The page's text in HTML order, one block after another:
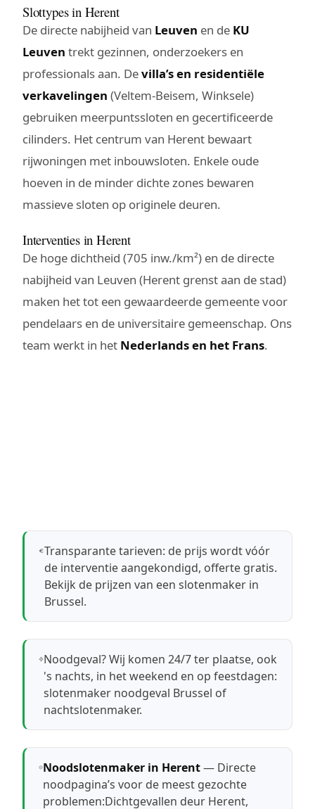
Slottypes in Herent
De directe nabijheid van Leuven en de KU
Leuven trekt gezinnen, onderzoekers en
professionals aan. Devilla’s en residentiële
verkavelingen (Veltem-Beisem, Winksele)
gebruiken meerpuntssloten en gecertificeerde
cilinders. Het centrum van Herent bewaart
rijwoningen met inbouwsloten. Enkele oude
hoeven in de minder dichte zones bewaren
massieve sloten op originele deuren.
Interventies in Herent
De hoge dichtheid (705 inw./km²) en de directe
nabijheid van Leuven (Herent grenst aan de stad)
maken het tot een gewaardeerde gemeente voor
pendelaars en de universitaire gemeenschap. Ons
team werkt in het Nederlands en het Frans.
Transparante tarieven: de prijs wordt vóór
de interventie aangekondigd, offerte gratis.
Bekijk de prijzen van een slotenmaker in
Brussel.
Noodgeval? Wij komen 24/7 ter plaatse, ook
's nachts, in het weekend en op feestdagen:
slotenmaker noodgeval Brussel of
nachtslotenmaker.
Noodslotenmaker in Herent— Directe
noodpagina’s voor de meest gezochte
problemen:Dichtgevallen deur Herent,